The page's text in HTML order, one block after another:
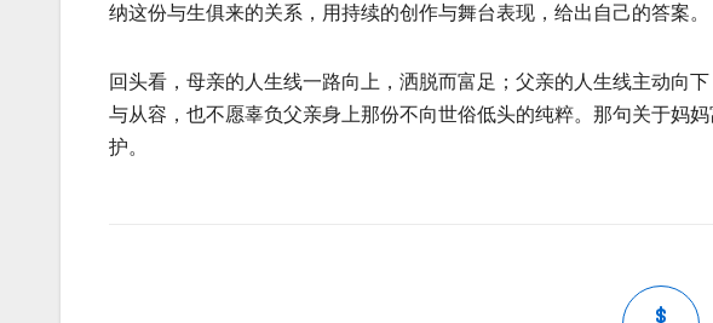
纳这份与生俱来的关系，用持续的创作与舞台表现，给出自己的答案。
回头看，母亲的人生线一路向上，洒脱而富足；父亲的人生线主动向
与从容，也不愿辜负父亲身上那份不向世俗低头的纯粹。那句关于妈
护。